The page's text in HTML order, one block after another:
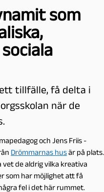
som
tillfälle, få delta i
när de
och Jens Friis -
Drömmarnas husär på plats.
vet de aldrig vilka kreativa
som har möjlighet att få
fel i det här rummet.